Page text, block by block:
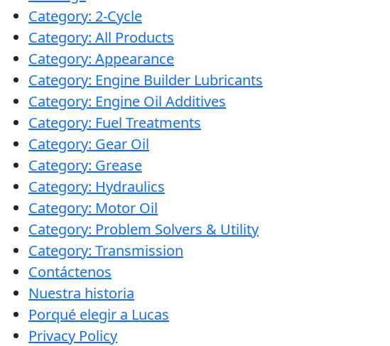
VER TODOS LOS
PRODUCTOS
Category: 2-Cycle
Category: All Products
Category: Appearance
Category: Engine Builder Lubricants
Category: Engine Oil Additives
Category: Fuel Treatments
Category: Gear Oil
Category: Grease
Category: Hydraulics
Category: Motor Oil
Category: Problem Solvers & Utility
Category: Transmission
Contáctenos
Nuestra historia
Porqué elegir a Lucas
Privacy Policy